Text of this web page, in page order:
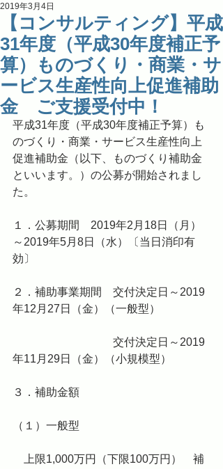
【コンサルティング】平成
31年度（平成30年度補正予
算）ものづくり・商業・サ
ービス生産性向上促進補助
金 ご支援受付中！
2019年3月4日
平成31年度（平成30年度補正予算）も
のづくり・商業・サービス生産性向上
促進補助金（以下、ものづくり補助金
といいます。）の公募が開始されまし
た。
１．公募期間　2019年2月18日（月）
～2019年5月8日（水）〔当日消印有
効〕
２．補助事業期間　交付決定日～2019
年12月27日（金）（一般型）
交付決定日～2019
年11月29日（金）（小規模型）
３．補助金額
（１）一般型
上限1,000万円（下限100万円）　補